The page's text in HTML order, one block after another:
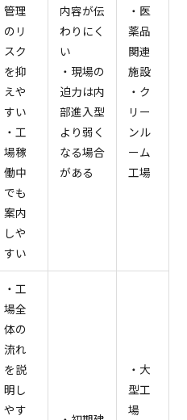
管理
のリ
スク
を抑
えや
すい
・工
場稼
働中
でも
案内
しや
すい
内容が伝
わりにく
い
・現場の
迫力は内
部進入型
より弱く
なる場合
がある
・医
薬品
関連
施設
・ク
リー
ンル
ーム
工場
・工
場全
体の
流れ
を説
明し
やす
・大
型工
場